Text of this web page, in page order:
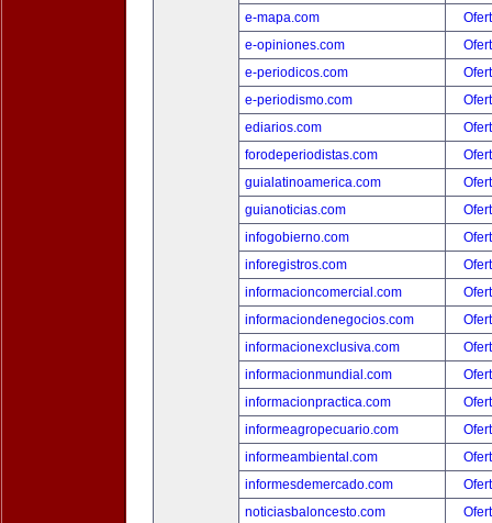
e-mapa.com
e-opiniones.com
e-periodicos.com
e-periodismo.com
ediarios.com
forodeperiodistas.com
guialatinoamerica.com
guianoticias.com
infogobierno.com
inforegistros.com
informacioncomercial.com
informaciondenegocios.com
informacionexclusiva.com
informacionmundial.com
informacionpractica.com
informeagropecuario.com
informeambiental.com
informesdemercado.com
noticiasbaloncesto.com